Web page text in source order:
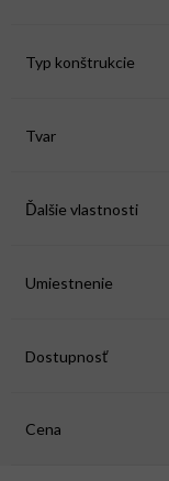
Typ konštrukcie
Tvar
Ďalšie vlastnosti
Umiestnenie
Dostupnosť
Cena